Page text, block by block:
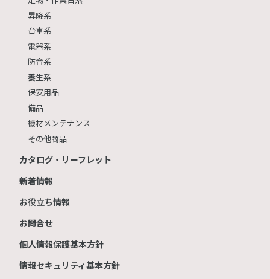
昇降系
台車系
電器系
防音系
養生系
保安用品
備品
機材メンテナンス
その他商品
カタログ・リーフレット
新着情報
お役立ち情報
お問合せ
個人情報保護基本方針
情報セキュリティ基本方針